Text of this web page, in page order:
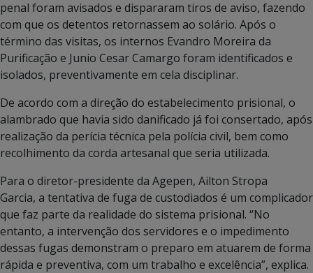
penal foram avisados e dispararam tiros de aviso, fazendo
com que os detentos retornassem ao solário. Após o
término das visitas, os internos Evandro Moreira da
Purificação e Junio Cesar Camargo foram identificados e
isolados, preventivamente em cela disciplinar.
De acordo com a direção do estabelecimento prisional, o
alambrado que havia sido danificado já foi consertado, após
realização da perícia técnica pela polícia civil, bem como
recolhimento da corda artesanal que seria utilizada.
Para o diretor-presidente da Agepen, Ailton Stropa
Garcia, a tentativa de fuga de custodiados é um complicador
que faz parte da realidade do sistema prisional. “No
entanto, a intervenção dos servidores e o impedimento
dessas fugas demonstram o preparo em atuarem de forma
rápida e preventiva, com um trabalho e excelência”, explica.